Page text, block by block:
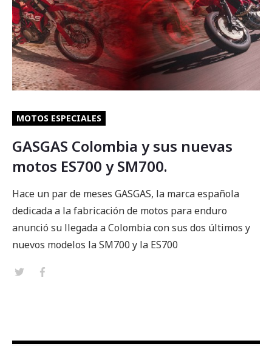
MOTOS ESPECIALES
GASGAS Colombia y sus nuevas
motos ES700 y SM700.
Hace un par de meses GASGAS, la marca española
dedicada a la fabricación de motos para enduro
anunció su llegada a Colombia con sus dos últimos y
nuevos modelos la SM700 y la ES700